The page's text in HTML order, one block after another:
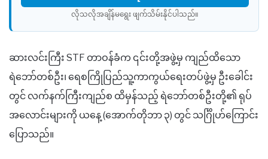
လိုသလိုအချိန်မရွေး ဖျက်သိမ်းနိုင်ပါသည်။​
ဆားလင်းကြီး STF တာဝန်ခံက ၎င်းတို့အဖွဲ့မှ ကျည်ထိသော
ရဲဘော်တစ်ဦး၊ ရေစကြိုပြည်သူ့ကာကွယ်ရေးတပ်ဖွဲ့မှ ဦးခေါင်း
တွင် လက်နက်ကြီးကျည်စ ထိမှန်သည့် ရဲဘော်တစ်ဦးတို့၏ ရုပ်
အလောင်းများကို ယနေ့ (အောက်တိုဘာ ၃) တွင် သင်္ဂြိုဟ်ကြောင်း
ပြောသည်။